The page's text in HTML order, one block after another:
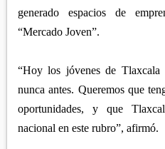
generado espacios de
“Mercado Joven”.
“Hoy los jóvenes de Tlaxcala
nunca antes. Queremos que
oportunidades, y que
nacional en este rubro”, afirmó.